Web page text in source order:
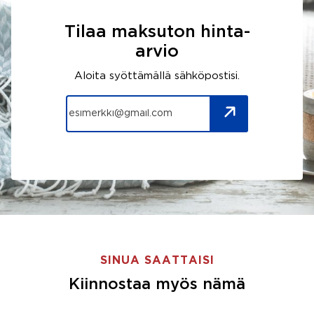
Tilaa maksuton hinta-
arvio
Aloita syöttämällä sähköpostisi.
SINUA SAATTAISI
Kiinnostaa myös nämä